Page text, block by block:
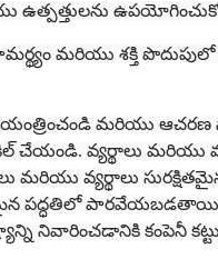
ఉత్పత్తులను
మరియు శక్తి పొదుపులో
నియంత్రించండి మరియు
చేయండి. వ్యర్థాలు మరియు
మరియు వ్యర్థాలు
పద్ధతిలో పారవేయబడతాయి.
నివారించడానికి కంపెనీ